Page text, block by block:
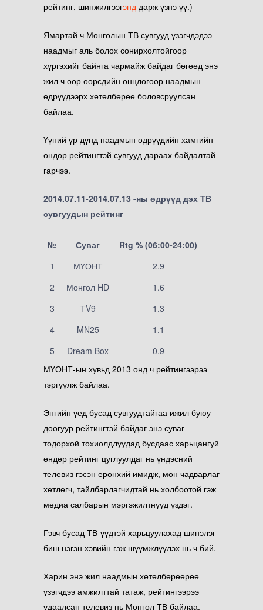
рейтинг, шинжилгээгэнд дарж үзнэ үү.)
Ямартай ч Монголын ТВ сувгууд үзэгчдэдээ
наадмыг аль болох сонирхолтойгоор
хүргэхийг байнга чармайж байдаг бөгөөд энэ
жил ч өөр өөрсдийн онцлогоор наадмын
өдрүүдээрх хөтөлбөрөө боловсруулсан
байлаа.
Үүний үр дүнд наадмын өдрүүдийн хамгийн
өндөр рейтингтэй сувгууд дараах байдалтай
гарчээ.
2014.07.11-2014.07.13 -ны өдрүүд дэх ТВ
сувгуудын рейтинг
№ Суваг
Rtg % (06:00-24:00)
1
МҮОНТ
2.9
2
Монгол HD
1.6
3
ТV9
1.3
4
MN25
1.1
5
Dream Box
0.9
МҮОНТ-ын хувьд 2013 онд ч рейтингээрээ
тэргүүлж байлаа.
Энгийн үед бусад сувгуудтайгаа ижил буюу
доогуур рейтингтэй байдаг энэ суваг
тодорхой тохиолдлуудад бусдаас харьцангуй
өндөр рейтинг цуглуулдаг нь үндэсний
телевиз гэсэн ерөнхий имидж, мөн чадварлаг
хөтлөгч, тайлбарлагчидтай нь холбоотой гэж
медиа салбарын мэргэжилтнүүд үздэг.
Гэвч бусад ТВ-үүдтэй харьцуулахад шинэлэг
биш нэгэн хэвийн гэж шүүмжлүүлэх нь ч бий.
Харин энэ жил наадмын хөтөлбөрөөрөө
үзэгчдээ амжилттай татаж, рейтингээрээ
удаалсан телевиз нь Монгол ТВ байлаа.